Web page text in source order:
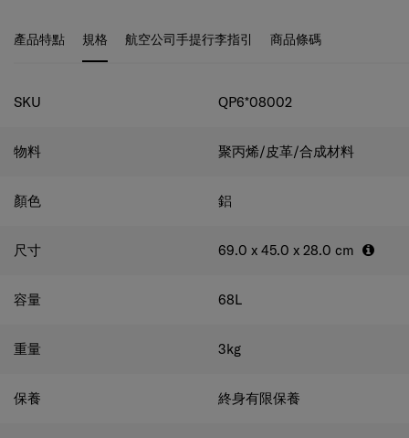
固定到位。頂部和側面皮革包裹手柄 享受不同的攜帶靈活
性、舒適度和奢華感。 包含旅行配件 附有衣服袋、鞋袋和
產品特點 規格 航空公司手提行李指引 商品條碼
規格
SKU QP6*08002
物料 聚丙烯/皮革/合成材料
顏色 鋁
尺寸 69.0 x 45.0 x 28.0 cm
容量 68L
重量 3kg
保養 終身有限保養